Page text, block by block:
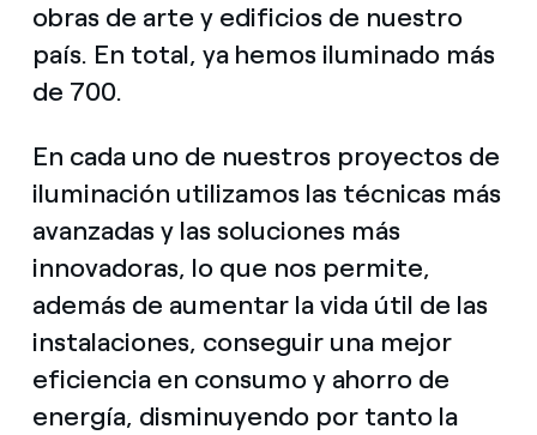
obras de arte y edificios de nuestro
país. En total, ya hemos iluminado más
de 700.
En cada uno de nuestros proyectos de
iluminación utilizamos las técnicas más
avanzadas y las soluciones más
innovadoras, lo que nos permite,
además de aumentar la vida útil de las
instalaciones, conseguir una mejor
eficiencia en consumo y ahorro de
energía, disminuyendo por tanto la